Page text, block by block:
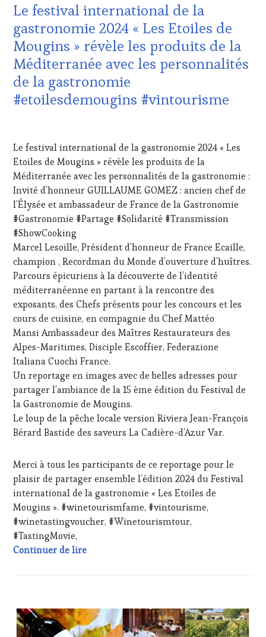
DU
ET
DE
LA
HAUTE
GASTRONOMIE
FRANÇAISE
INVITATIONS
WINE
TASTING,
MASTERCLASS,
MÉDIAS,
PRESSE
ÉCRITE,
RADIO,
TV,
WEB,
NON
CLASSÉ,
OENOTOURISME,
PARTENAIRES
VIN
TOURISME,
PRODUCTEURS
TERROIR,
RESTAURATEUR,
CHEF,
CUISINIER,
ŒNOLOGUE,
SOMMELIER,
SALONS
INTERNATIONAUX,
VIGNOBLES
WINE
VOUCHER,
WINE
TOURISM
FAME,
WINE
TOURISM
TOUR,
WINETASTINGVOUCHER.COM
Le festival international de la
gastronomie 2024 « Les Etoiles de
Mougins » révèle les produits de la
Méditerranée avec les personnalités
de la gastronomie
#etoilesdemougins #vintourisme
2024
Le festival international de la gastronomie 2024 « Les
Etoiles de Mougins » révèle les produits de la
Méditerranée avec les personnalités de la gastronomie :
Invité d’honneur GUILLAUME GOMEZ : ancien chef de
l’Élysée et ambassadeur de France de la Gastronomie
#Gastronomie #Partage #Solidarité #Transmission
#ShowCooking
Marcel Lesoille, Président d’honneur de France Ecaille,
champion , Recordman du Monde d’ouverture d’huîtres.
Parcours épicuriens à la découverte de l’identité
méditerranéenne en partant à la rencontre des
exposants, des Chefs présents pour les concours et les
cours de cuisine, en compagnie du Chef Mattéo
Mansi Ambassadeur des Maîtres Restaurateurs des
Alpes-Maritimes, Disciple Escoffier, Federazione
Italiana Cuochi France.
Un reportage en images avec de belles adresses pour
partager l’ambiance de la 15 ème édition du Festival de
la Gastronomie de Mougins.
Le loup de la pêche locale version Riviera Jean-François
Bérard Bastide des saveurs La Cadière-d’Azur Var.
Merci à tous les participants de ce reportage pour le
plaisir de partager ensemble l’édition 2024 du Festival
international de la gastronomie « Les Etoiles de
Mougins ». #winetourismfame, #vintourisme,
#winetastingvoucher, #Winetourismtour,
#TastingMovie,
Continuer de lireLe festival international de la
CHALLENGE
HORS